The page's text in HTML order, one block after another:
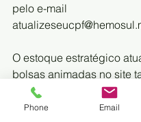
pelo e-mail
O estoque estratégico
bolsas animadas no site
serviço que será
aplicativo. A ferramenta
Phone Email